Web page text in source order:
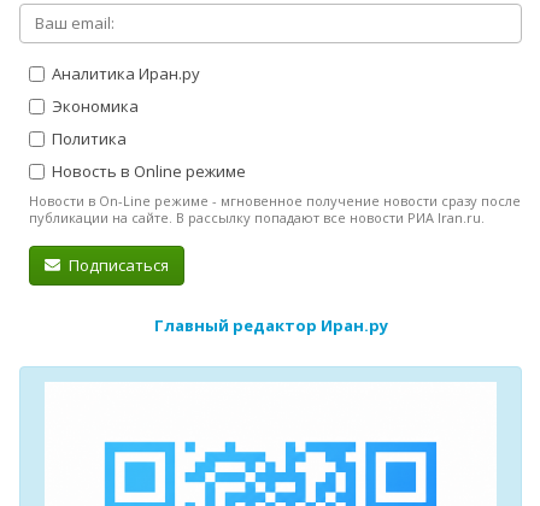
Аналитика Иран.ру
Экономика
Политика
Новость в Online режиме
Новости в On-Line режиме - мгновенное получение новости сразу после
публикации на сайте. В рассылку попадают все новости РИА Iran.ru.
Подписаться
Главный редактор Иран.ру